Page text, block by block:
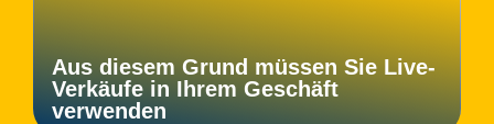
Aus diesem Grund müssen Sie Live-
Verkäufe in Ihrem Geschäft
verwenden